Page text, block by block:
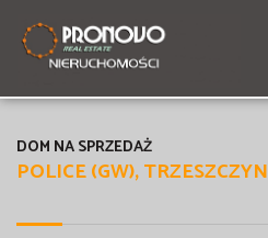
POLICE (GW), TRZESZCZYN
DOM NA SPRZEDAŻ